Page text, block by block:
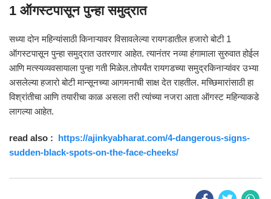
1 ऑगस्टपासून पुन्हा समुद्रात
सध्या दोन महिन्यांसाठी किनाऱ्यावर विसावलेल्या रायगडातील हजारो बोटी 1
ऑगस्टपासून पुन्हा समुद्रात उतरणार आहेत. त्यानंतर नव्या हंगामाला सुरुवात होईल
आणि मत्स्यव्यवसायाला पुन्हा गती मिळेल.तोपर्यंत रायगडच्या समुद्रकिनाऱ्यांवर उभ्या
असलेल्या हजारो बोटी मान्सूनच्या आगमनाची साक्ष देत राहतील. मच्छिमारांसाठी हा
विश्रांतीचा आणि तयारीचा काळ असला तरी त्यांच्या नजरा आता ऑगस्ट महिन्याकडे
लागल्या आहेत.
read also : https://ajinkyabharat.com/4-dangerous-signs-
sudden-black-spots-on-the-face-cheeks/